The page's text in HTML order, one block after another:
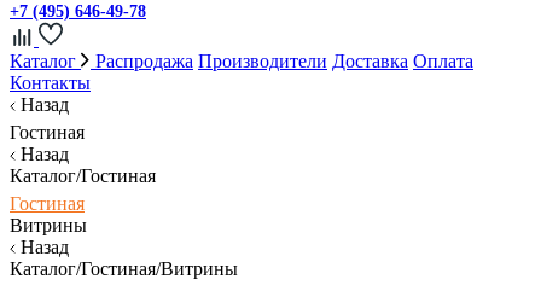
+7 (495) 646-49-78
Каталог Распродажа Производители Доставка Оплата
Контакты
Назад
Гостиная
Назад
Каталог/Гостиная
Гостиная
Витрины
Назад
Каталог/Гостиная/Витрины